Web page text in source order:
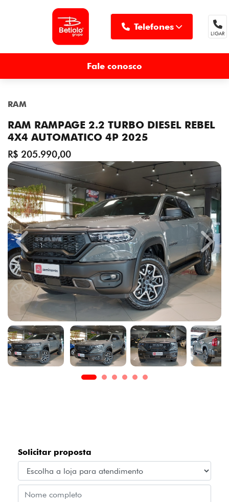
Telefones
LIGAR
Fale conosco
RAM
RAM RAMPAGE 2.2 TURBO DIESEL REBEL
4X4 AUTOMATICO 4P 2025
R$ 205.990,00
Previous Next
Solicitar proposta